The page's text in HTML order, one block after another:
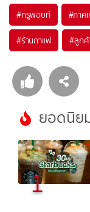
#ทรูพอยท์ #ภาค
#ร้านกาแฟ #ลูกค้
ยอดนิย
1